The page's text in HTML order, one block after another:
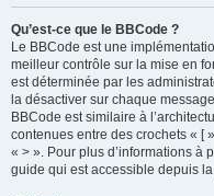
Qu’est-ce que le BBCode ?
Le BBCode est une
meilleur contrôle sur la mise en
est déterminée par les
la désactiver sur chaque
BBCode est similaire à
contenues entre des crochets « [
« > ». Pour plus d’informations à
guide qui est accessible depuis